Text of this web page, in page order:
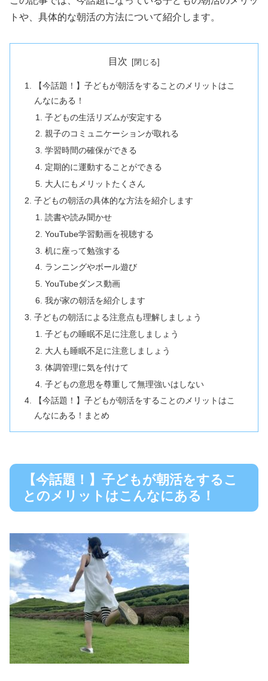
トや、具体的な朝活の方法について紹介します。
目次
【今話題！】子どもが朝活をすることのメリットはこ
んなにある！
子どもの生活リズムが安定する
親子のコミュニケーションが取れる
学習時間の確保ができる
定期的に運動することができる
大人にもメリットたくさん
子どもの朝活の具体的な方法を紹介します
読書や読み聞かせ
YouTube学習動画を視聴する
机に座って勉強する
ランニングやボール遊び
YouTubeダンス動画
我が家の朝活を紹介します
子どもの朝活による注意点も理解しましょう
子どもの睡眠不足に注意しましょう
大人も睡眠不足に注意しましょう
体調管理に気を付けて
子どもの意思を尊重して無理強いはしない
【今話題！】子どもが朝活をすることのメリットはこ
んなにある！まとめ
【今話題！】子どもが朝活をするこ
とのメリットはこんなにある！